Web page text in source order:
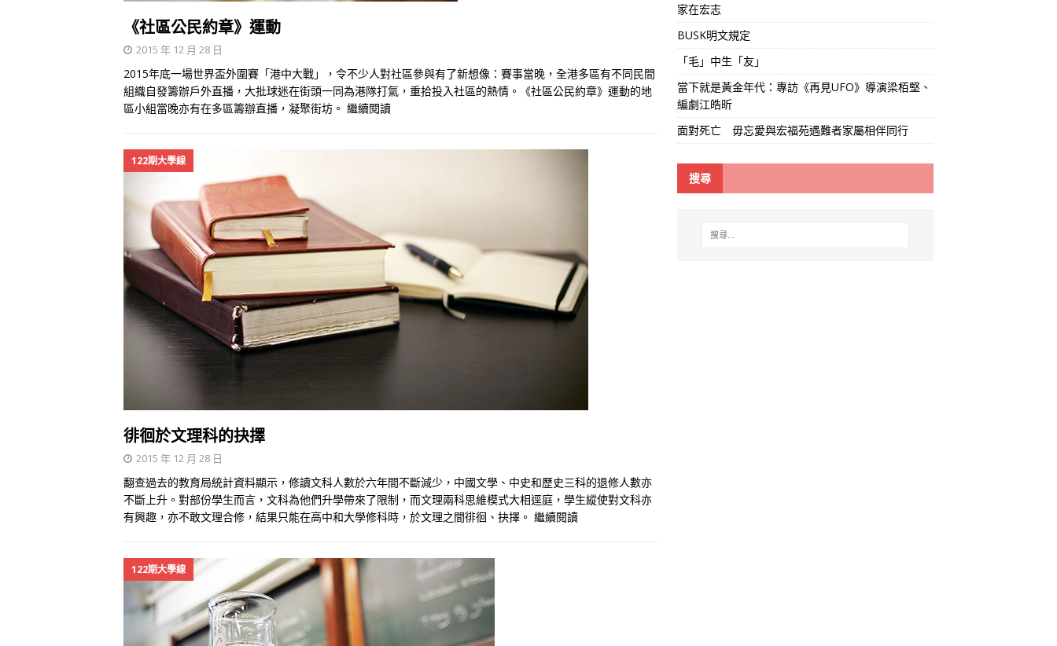
《社區公民約章》運動
2015 年 12 月 28 日
2015年底一場世界盃外圍賽「港中大戰」，令不少人對社區參與有了新想像：賽事當晚，全港多區有不同民間
組織自發籌辦戶外直播，大批球迷在街頭一同為港隊打氣，重拾投入社區的熱情。《社區公民約章》運動的地
區小組當晚亦有在多區籌辦直播，凝聚街坊。 繼續閱讀
122期大學線
徘徊於文理科的抉擇
2015 年 12 月 28 日
翻查過去的教育局統計資料顯示，修讀文科人數於六年間不斷減少，中國文學、中史和歷史三科的退修人數亦
不斷上升。對部份學生而言，文科為他們升學帶來了限制，而文理兩科思維模式大相逕庭，學生縱使對文科亦
有興趣，亦不敢文理合修，結果只能在高中和大學修科時，於文理之間徘徊、抉擇。 繼續閱讀
122期大學線
家在宏志
BUSK明文規定
「毛」中生「友」
當下就是黃金年代：專訪《再見UFO》導演梁栢堅、
編劇江皓昕
面對死亡 毋忘愛與宏福苑遇難者家屬相伴同行
搜尋